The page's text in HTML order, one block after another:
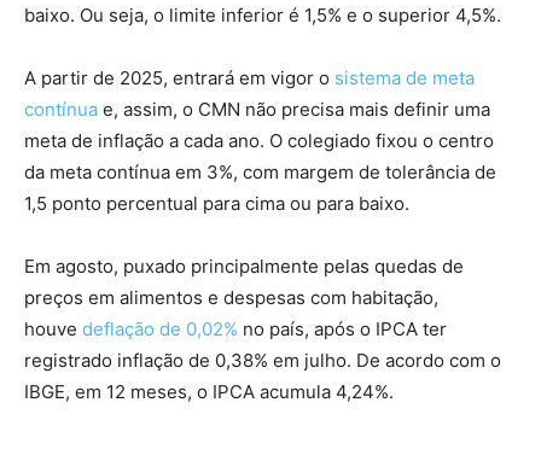
baixo. Ou seja, o limite inferior é 1,5% e o superior 4,5%.
A partir de 2025, entrará em vigor o sistema de meta
contínua e, assim, o CMN não precisa mais definir uma
meta de inflação a cada ano. O colegiado fixou o centro
da meta contínua em 3%, com margem de tolerância de
1,5 ponto percentual para cima ou para baixo.
Em agosto, puxado principalmente pelas quedas de
preços em alimentos e despesas com habitação,
houve deflação de 0,02% no país, após o IPCA ter
registrado inflação de 0,38% em julho. De acordo com o
IBGE, em 12 meses, o IPCA acumula 4,24%.